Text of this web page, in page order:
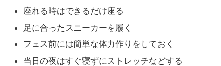
座れる時はできるだけ座る
足に合ったスニーカーを履く
フェス前には簡単な体力作りをしておく
当日の夜はすぐ寝ずにストレッチなどする